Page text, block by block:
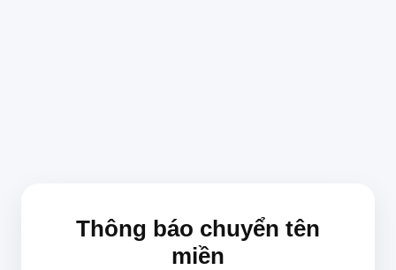
Thông báo chuyển tên
miền